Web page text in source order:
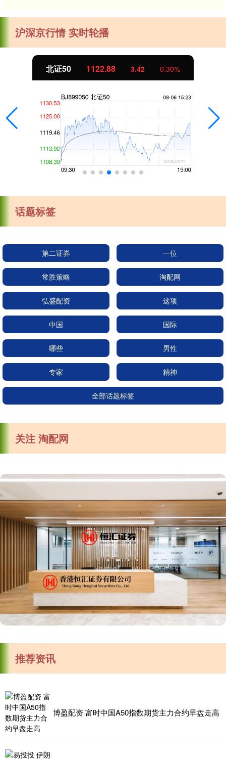
沪深京行情 实时轮播
北证50 1122.88 3.42 0.30%
话题标签
第二证券 一位
常胜策略 淘配网
弘盛配资 这项
中国 国际
哪些 男性
专家 精神
全部话题标签
关注 淘配网
推荐资讯
博盈配资 富时中国A50指数期货主力合约早盘走高